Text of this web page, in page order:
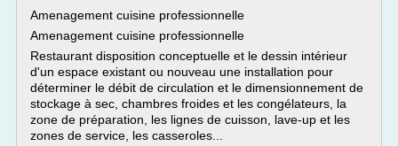
Amenagement cuisine professionnelle
Amenagement cuisine professionnelle
Restaurant disposition conceptuelle et le dessin intérieur
d'un espace existant ou nouveau une installation pour
déterminer le débit de circulation et le dimensionnement de
stockage à sec, chambres froides et les congélateurs, la
zone de préparation, les lignes de cuisson, lave-up et les
zones de service, les casseroles...